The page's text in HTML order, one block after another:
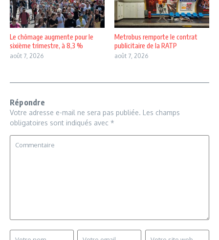
Le chômage augmente pour le
sixième trimestre, à 8,3 %
août 7, 2026
Metrobus remporte le contrat
publicitaire de la RATP
août 7, 2026
Répondre
Votre adresse e-mail ne sera pas publiée. Les champs
obligatoires sont indiqués avec *